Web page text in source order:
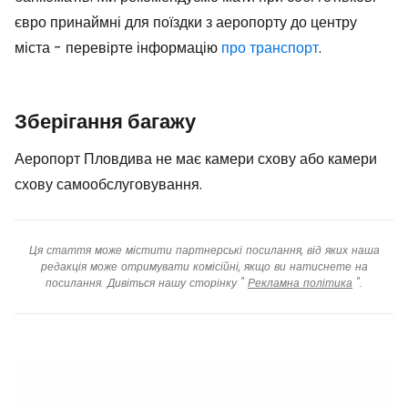
євро принаймні для поїздки з аеропорту до центру
міста - перевірте інформацію про транспорт.
Зберігання багажу
Аеропорт Пловдива не має камери схову або камери
схову самообслуговування.
Ця стаття може містити партнерські посилання, від яких наша
редакція може отримувати комісійні, якщо ви натиснете на
посилання. Дивіться нашу сторінку " Рекламна політика ".